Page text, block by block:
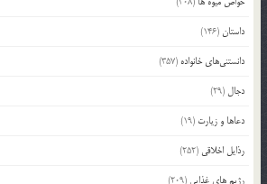
داستان(146)
دانستنی‌های خانواده (357)
دجال (29)
دعاها و زیارت (19)
رذایل اخلاقی (252)
رژیم های غذایی (209)